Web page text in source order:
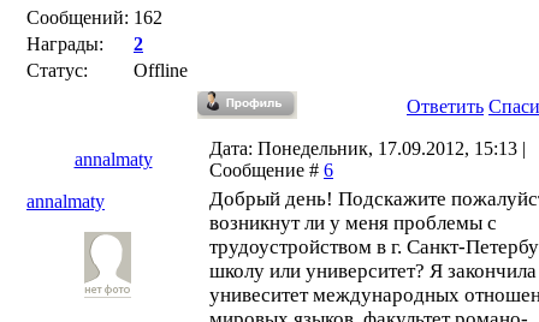
Сообщений: 162
Награды:
2
Статус:
Offline
Ответить
annalmaty
Дата: Понедельник, 17.09.2012, 15:13 |
Сообщение # 6
annalmaty
Добрый день! Подскажите
возникнут ли у меня проблемы с
трудоустройством в г. Санкт-
школу или университет? Я закончила
унивеситет международных